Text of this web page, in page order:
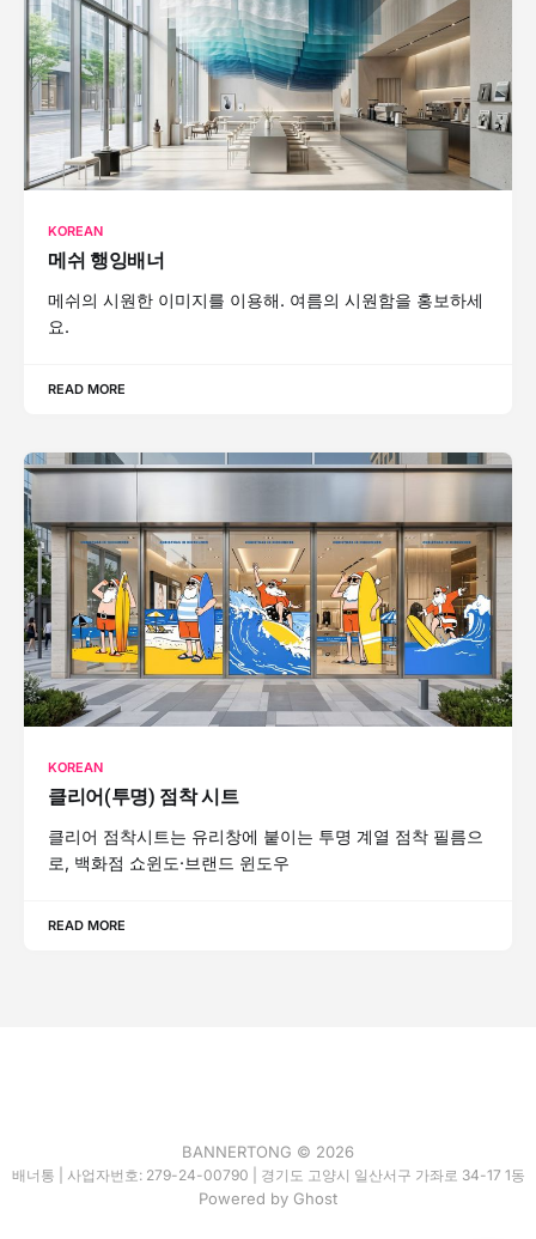
KOREAN
메쉬 행잉배너
메쉬의 시원한 이미지를 이용해. 여름의 시원함을 홍보하세
요.
READ MORE
KOREAN
클리어(투명) 점착 시트
클리어 점착시트는 유리창에 붙이는 투명 계열 점착 필름으
로, 백화점 쇼윈도·브랜드 윈도우
READ MORE
BANNERTONG © 2026
배너통 | 사업자번호: 279-24-00790 | 경기도 고양시 일산서구 가좌로 34-17 1동
Powered by Ghost